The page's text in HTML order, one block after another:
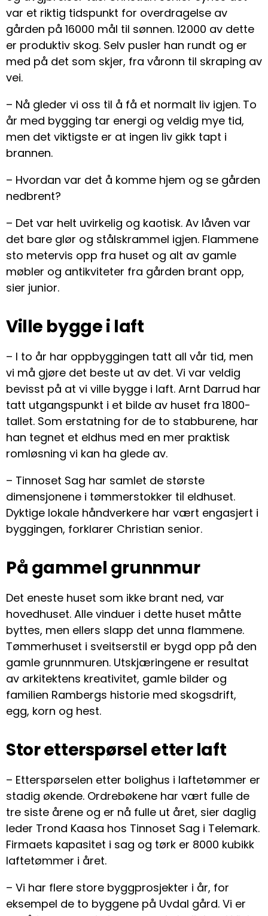
var et riktig tidspunkt for overdragelse av
gården på 16000 mål til sønnen. 12000 av dette
er produktiv skog. Selv pusler han rundt og er
med på det som skjer, fra våronn til skraping av
vei.
– Nå gleder vi oss til å få et normalt liv igjen. To
år med bygging tar energi og veldig mye tid,
men det viktigste er at ingen liv gikk tapt i
brannen.
– Hvordan var det å komme hjem og se gården
nedbrent?
– Det var helt uvirkelig og kaotisk. Av låven var
det bare glør og stålskrammel igjen. Flammene
sto metervis opp fra huset og alt av gamle
møbler og antikviteter fra gården brant opp,
sier junior.
Ville bygge i laft
– I to år har oppbyggingen tatt all vår tid, men
vi må gjøre det beste ut av det. Vi var veldig
bevisst på at vi ville bygge i laft. Arnt Darrud har
tatt utgangspunkt i et bilde av huset fra 1800-
tallet. Som erstatning for de to stabburene, har
han tegnet et eldhus med en mer praktisk
romløsning vi kan ha glede av.
– Tinnoset Sag har samlet de største
dimensjonene i tømmerstokker til eldhuset.
Dyktige lokale håndverkere har vært engasjert i
byggingen, forklarer Christian senior.
På gammel grunnmur
Det eneste huset som ikke brant ned, var
hovedhuset. Alle vinduer i dette huset måtte
byttes, men ellers slapp det unna flammene.
Tømmerhuset i sveitserstil er bygd opp på den
gamle grunnmuren. Utskjæringene er resultat
av arkitektens kreativitet, gamle bilder og
familien Rambergs historie med skogsdrift,
egg, korn og hest.
Stor etterspørsel etter laft
– Etterspørselen etter bolighus i laftetømmer er
stadig økende. Ordrebøkene har vært fulle de
tre siste årene og er nå fulle ut året, sier daglig
leder Trond Kaasa hos Tinnoset Sag i Telemark.
Firmaets kapasitet i sag og tørk er 8000 kubikk
laftetømmer i året.
– Vi har flere store byggprosjekter i år, for
eksempel de to byggene på Uvdal gård. Vi er